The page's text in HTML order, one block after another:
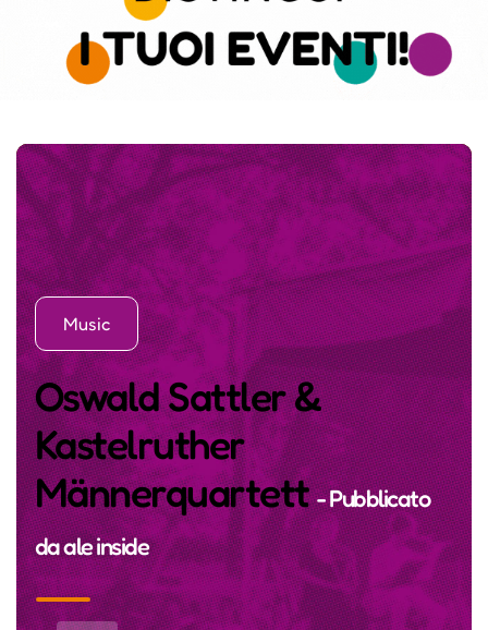
Music
Oswald Sattler &
Kastelruther
Männerquartett- Pubblicato
daale inside